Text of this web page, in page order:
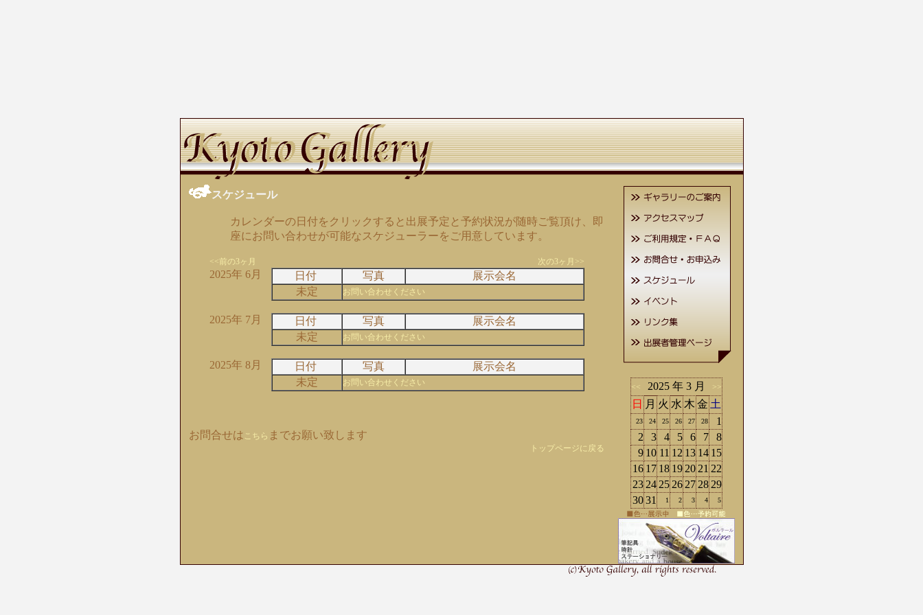
スケジュール
カレンダーの日付をクリックすると出展予定と予約状況が随時ご覧頂け、即
座にお問い合わせが可能なスケジューラーをご用意しています。
<<前の3ヶ月 次の3ヶ月>>
2025年 6月 日付 写真
展示会名
未定
お問い合わせください
2025年 7月 日付 写真
展示会名
未定
お問い合わせください
2025年 8月 日付 写真
展示会名
未定
お問い合わせください
お問合せは こちら までお願い致します
トップページに戻る
<< 2025 年 3 月 >>
日 月 火 水 木 金 土
23 24 25 26 27 28
1
2
3 4 5 6 7
8
9 10 11 12 13 14 15
16 17 18 19 20 21 22
23 24 25 26 27 28 29
30 31 1 2 3 4 5